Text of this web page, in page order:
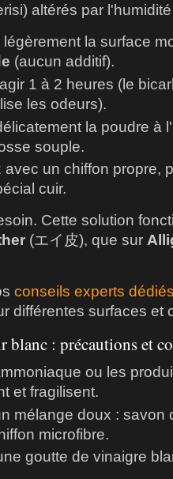
) altérés par
légèrement la surface
(aucun additif).
1 à 2 heures (le
les odeurs).
la poudre à
souple.
avec un chiffon propre,
cuir.
Cette solution
(エイ皮), que sur
conseils experts
différentes surfaces et
blanc : précautions et
ou les
et fragilisent.
mélange doux : savon
microfibre.
goutte de vinaigre